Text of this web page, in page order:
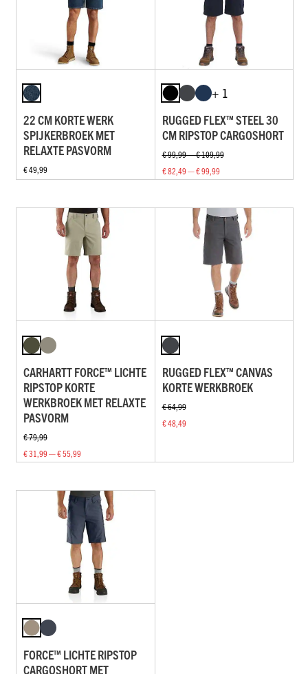
22 CM KORTE WERK
SPIJKERBROEK MET
RELAXTE PASVORM
€ 49,99
+ 1
RUGGED FLEX™ STEEL 30
CM RIPSTOP CARGOSHORT
€ 99,99 — € 109,99
€ 82,49 — € 99,99
CARHARTT FORCE™ LICHTE
RIPSTOP KORTE
WERKBROEK MET RELAXTE
PASVORM
€ 79,99
€ 31,99 — € 55,99
RUGGED FLEX™ CANVAS
KORTE WERKBROEK
€ 64,99
€ 48,49
FORCE™ LICHTE RIPSTOP
CARGOSHORT MET